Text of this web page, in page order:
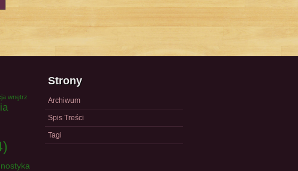
wnętrz
Strony
Archiwum
Spis Treści
Tagi